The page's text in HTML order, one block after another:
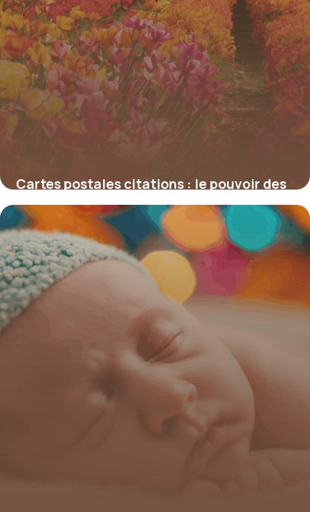
Cartes postales citations : le pouvoir des
mots pour sublimer vos envois
4 juillet 2025